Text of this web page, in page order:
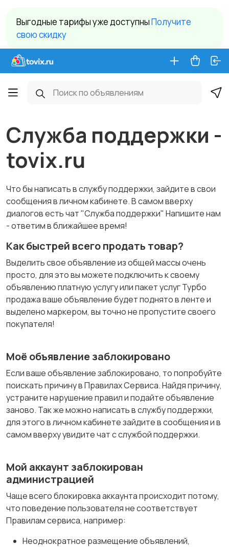
Выгодные тарифы уже доступныПолучите
свою скидку
Служба поддержки -
tovix.ru
Что бы написать в службу поддержки, зайдите в свои
сообщения в личном кабинете. В самом вверху
диалогов есть чат "Служба поддержки" Напишите нам
- ответим в ближайшее время!
Как быстрей всего продать товар?
Выделить свое объявление из общей массы очень
просто, для это вы можете подключить к своему
объявлению платную услугу или пакет услуг Турбо
продажа ваше объявление будет поднято в ленте и
выделено маркером, вы точно не пропустите своего
покупателя!
Моё объявление заблокировано
Если ваше объявление заблокировано, то попробуйте
поискать причину в Правилах Сервиса. Найдя причину,
устраните нарушение правил и подайте объявление
заново. Так же можно написать в службу поддержки,
для этого в личном кабинете зайдите в сообщения и в
самом вверху увидите чат с службой поддержки.
Мой аккаунт заблокирован
администрацией
Чаще всего блокировка аккаунта происходит потому,
что поведение пользователя не соответствует
Правилам сервиса, например:
Неоднократное размещение объявлений,